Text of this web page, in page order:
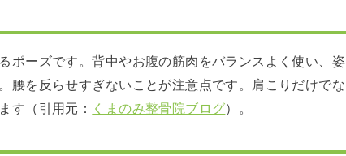
ポーズです。背中やお腹の筋肉をバランスよく使い、姿
腰を反らせすぎないことが注意点です。肩こりだけでな
す（引用元：
くまのみ整骨院ブログ）。